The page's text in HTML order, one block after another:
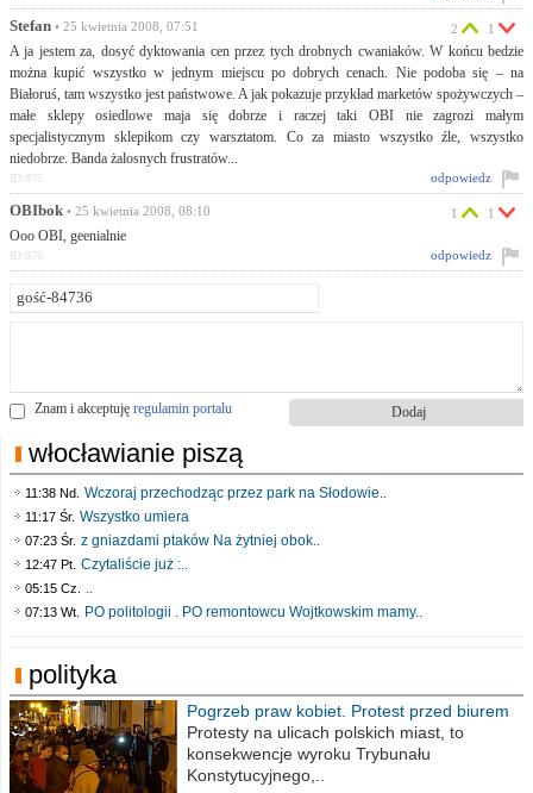
Stefan • 25 kwietnia 2008, 07:51
A ja jestem za, dosyć dyktowania cen przez tych drobnych cwaniaków. W końcu bedzie
można kupić wszystko w jednym miejscu po dobrych cenach. Nie podoba się – na
Białoruś, tam wszystko jest państwowe. A jak pokazuje przykład marketów spożywczych –
małe sklepy osiedlowe maja się dobrze i raczej taki OBI nie zagrozi małym
specjalistycznym sklepikom czy warsztatom. Co za miasto wszystko źle, wszystko
niedobrze. Banda żalosnych frustratów...
2 1
odpowiedz
ID:875
OBIbok • 25 kwietnia 2008, 08:10
Ooo OBI, geenialnie
1 1
odpowiedz
ID:876
Znam i akceptuję regulamin portalu
włocławianie piszą
11:38 Nd. Wczoraj przechodząc przez park na Słodowie..
11:17 Śr. Wszystko umiera
07:23 Śr. z gniazdami ptaków Na żytniej obok..
12:47 Pt. Czytaliście już :..
05:15 Cz. ..
07:13 Wt. PO politologii . PO remontowcu Wojtkowskim mamy..
polityka
Pogrzeb praw kobiet. Protest przed biurem
poselskim PiS
Protesty na ulicach polskich miast, to
konsekwencje wyroku Trybunału
Konstytucyjnego,..